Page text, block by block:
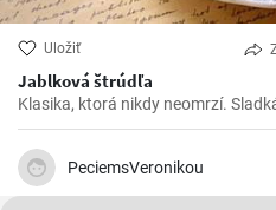
Uložiť
Jablková štrúdľa
Klasika, ktorá nikdy neomrzí.
PeciemsVeronikou